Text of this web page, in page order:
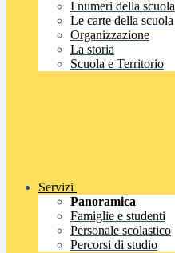
I numeri della scuola
Le carte della scuola
Organizzazione
La storia
Scuola e Territorio
Servizi
Panoramica
Famiglie e studenti
Personale scolastico
Percorsi di studio